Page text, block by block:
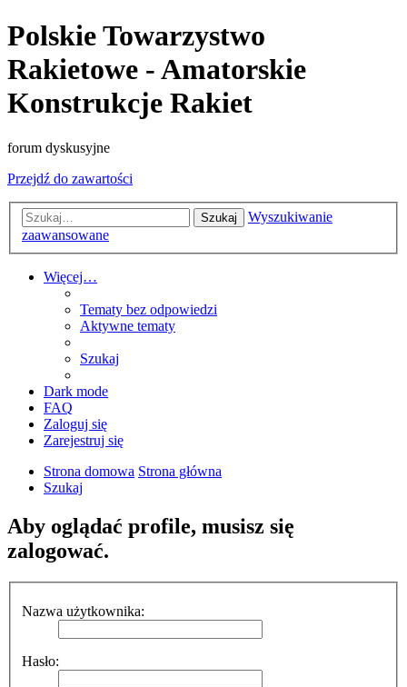
Polskie Towarzystwo
Rakietowe - Amatorskie
Konstrukcje Rakiet
forum dyskusyjne
Przejdź do zawartości
Szukaj
Wyszukiwanie
zaawansowane
Więcej…
Tematy bez odpowiedzi
Aktywne tematy
Szukaj
Dark mode
FAQ
Zaloguj się
Zarejestruj się
Strona domowa Strona główna
Szukaj
Aby oglądać profile, musisz się
zalogować.
Nazwa użytkownika:
Hasło: